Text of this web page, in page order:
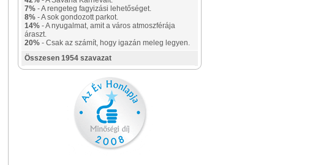
7% - A rengeteg fagyizási lehetőséget.
8% - A sok gondozott parkot.
14% - A nyugalmat, amit a város atmoszférája
áraszt.
20% - Csak az számít, hogy igazán meleg legyen.
Összesen 1954 szavazat